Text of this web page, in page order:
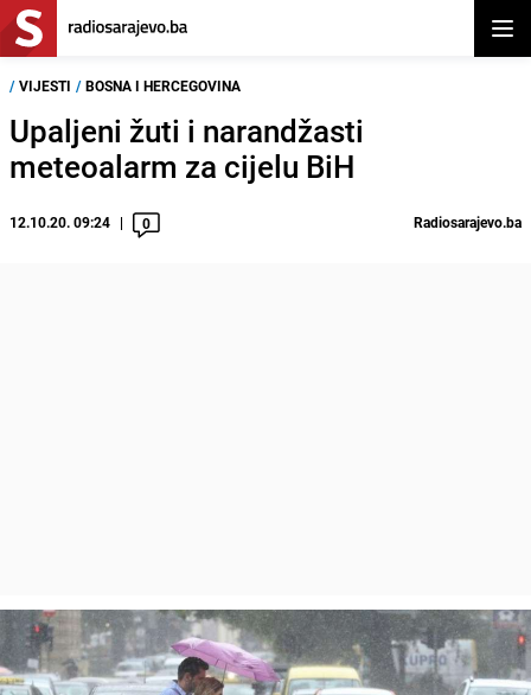
/ VIJESTI / BOSNA I HERCEGOVINA
Upaljeni žuti i narandžasti
meteoalarm za cijelu BiH
12.10.20. 09:24 0 Radiosarajevo.ba